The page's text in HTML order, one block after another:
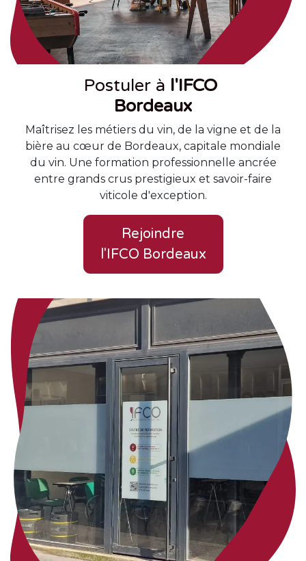
Postuler à l'IFCO
Bordeaux
Maîtrisez les métiers du vin, de la vigne et de la
bière au cœur de Bordeaux, capitale mondiale
du vin. Une formation professionnelle ancrée
entre grands crus prestigieux et savoir-faire
viticole d'exception.
Rejoindre
l'IFCO Bordeaux